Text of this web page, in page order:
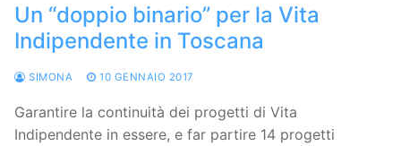
Un “doppio binario” per la Vita
Indipendente in Toscana
SIMONA 10 GENNAIO 2017
Garantire la continuità dei progetti di Vita
Indipendente in essere, e far partire 14 progetti